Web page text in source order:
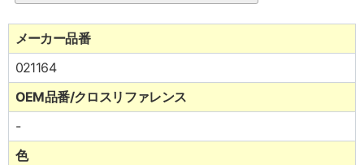
メーカー品番
021164
OEM品番/クロスリファレンス
-
色